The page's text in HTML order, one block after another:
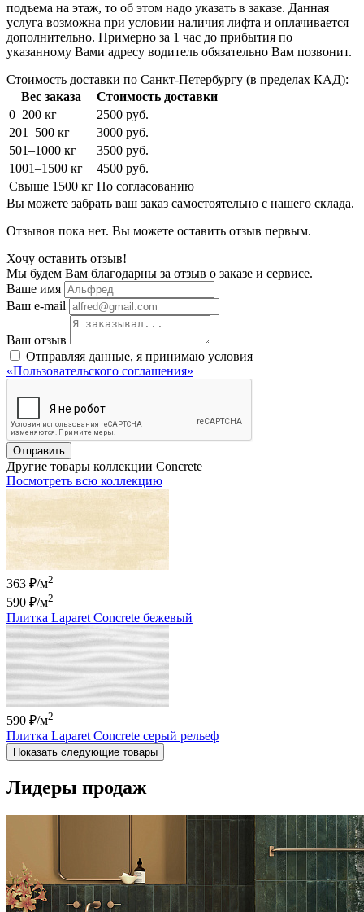
подъема на этаж, то об этом надо указать в заказе. Данная
услуга возможна при условии наличия лифта и оплачивается
дополнительно. Примерно за 1 час до прибытия по
указанному Вами адресу водитель обязательно Вам позвонит.
Стоимость доставки по Санкт-Петербургу (в пределах КАД):
Вес заказа
Стоимость доставки
0–200 кг
2500 руб.
201–500 кг
3000 руб.
501–1000 кг
3500 руб.
1001–1500 кг
4500 руб.
Свыше 1500 кг По согласованию
Вы можете забрать ваш заказ самостоятельно с нашего склада.
Отзывов пока нет. Вы можете оставить отзыв первым.
Хочу оставить отзыв!
Мы будем Вам благодарны за отзыв о заказе и сервисе.
Ваше имя
Ваш e-mail
Ваш отзыв
Отправляя данные, я принимаю условия
«Пользовательского соглашения»
Отправить
Другие товары коллекции Concrete
Посмотреть всю коллекцию
363 ₽/м2
590 ₽/м2
Плитка Laparet Concrete бежевый
590 ₽/м2
Плитка Laparet Concrete серый рельеф
Показать следующие товары
Лидеры продаж